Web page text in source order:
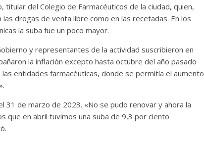
del Colegio de Farmacéuticos de la ciudad, quien,
drogas de venta libre como en las recetadas. En los
la suba fue un poco mayor.
y representantes de la actividad suscribieron en
la inflación excepto hasta octubre del año pasado
entidades farmacéuticas, donde se permitía el aumento
31 de marzo de 2023. «No se pudo renovar y ahora la
que en abril tuvimos una suba de 9,3 por ciento